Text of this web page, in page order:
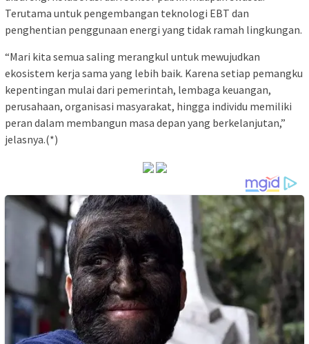
Terutama untuk pengembangan teknologi EBT dan
penghentian penggunaan energi yang tidak ramah lingkungan.
“Mari kita semua saling merangkul untuk mewujudkan
ekosistem kerja sama yang lebih baik. Karena setiap pemangku
kepentingan mulai dari pemerintah, lembaga keuangan,
perusahaan, organisasi masyarakat, hingga individu memiliki
peran dalam membangun masa depan yang berkelanjutan,”
jelasnya.(*)